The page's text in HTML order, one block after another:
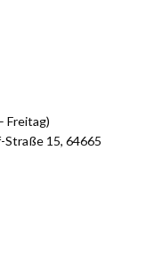
Freitag)
15, 64665